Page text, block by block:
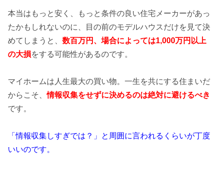
本当はもっと安く、もっと条件の良い住宅メーカーがあっ
たかもしれないのに、目の前のモデルハウスだけを見て決
めてしまうと、 数百万円、場合によっては1,000万円以上
の大損をする可能性があるのです。
マイホームは人生最大の買い物。一生を共にする住まいだ
からこそ、情報収集をせずに決めるのは絶対に避けるべき
です。
「情報収集しすぎでは？」と周囲に言われるくらいが丁度
いいのです。